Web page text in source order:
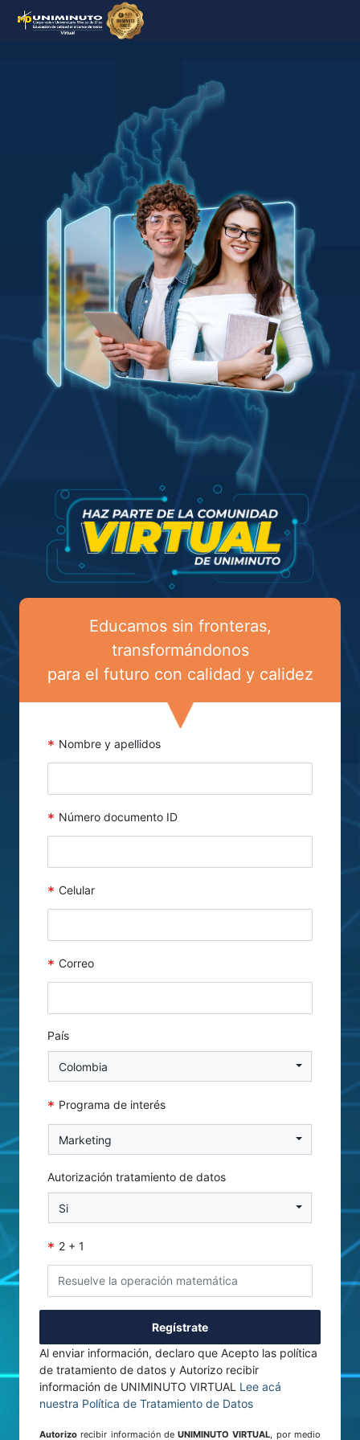
Educamos sin fronteras,
transformándonos
para el futuro con calidad y calidez
* Nombre y apellidos
* Número documento ID
* Celular
* Correo
País
Colombia
* Programa de interés
Marketing
Autorización tratamiento de datos
Si
* 2 + 1
Regístrate
Al enviar información, declaro que Acepto las política
de tratamiento de datos y Autorizo recibir
información de UNIMINUTO VIRTUAL Lee acá
nuestra Política de Tratamiento de Datos
Autorizorecibir información deUNIMINUTO VIRTUAL , por medio